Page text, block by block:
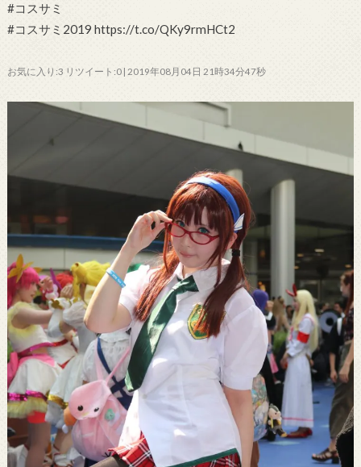
#コスサミ
#コスサミ2019 https://t.co/QKy9rmHCt2
お気に入り:3 リツイート:0 | 2019年08月04日 21時34分47秒